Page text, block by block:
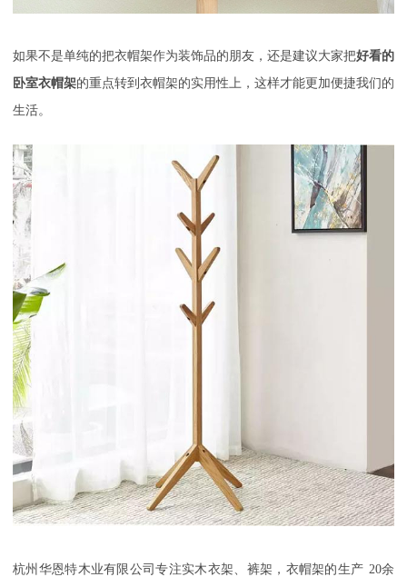
如果不是单纯的把衣帽架作为装饰品的朋友，还是建议大家把好看的
卧室衣帽架的重点转到衣帽架的实用性上，这样才能更加便捷我们的
生活。
杭州华恩特木业有限公司专注实木衣架、裤架 ，衣帽架的生产 20余